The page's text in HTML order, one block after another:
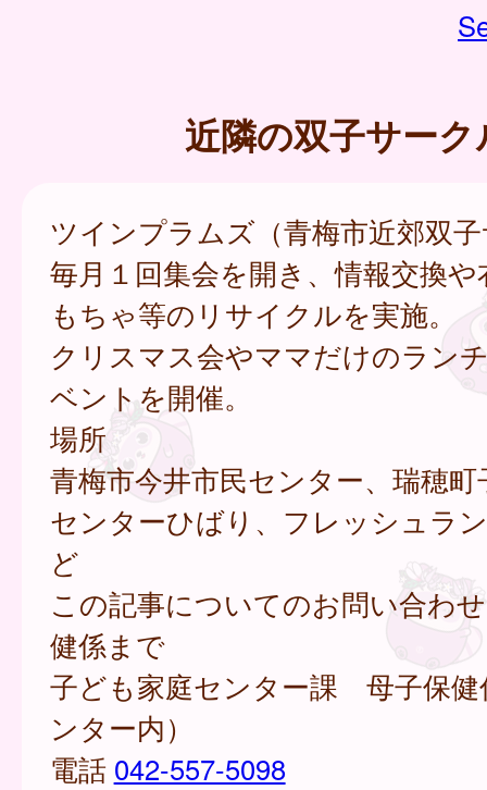
近隣の双子サーク
ツインプラムズ（青梅市近郊双
毎月１回集会を開き、情報交換
もちゃ等のリサイクルを実施。
クリスマス会やママだけのラン
ベントを開催。
場所
青梅市今井市民センター、瑞穂
センターひばり、フレッシュラ
ど
この記事についてのお問い合わ
健係まで
子ども家庭センター課 母子保健
ンター内）
電話 042-557-5098